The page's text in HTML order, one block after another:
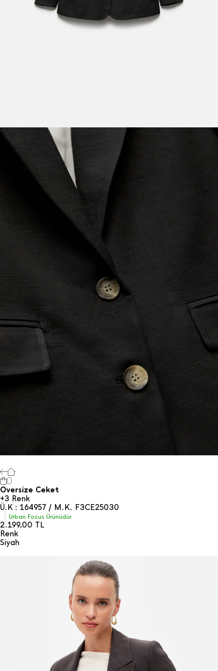
0
Oversize Ceket
+3 Renk
Ü.K : 164957 / M.K. F3CE25030
Urban Focus Ürünüdür
2.199,00 TL
Renk
Si̇yah